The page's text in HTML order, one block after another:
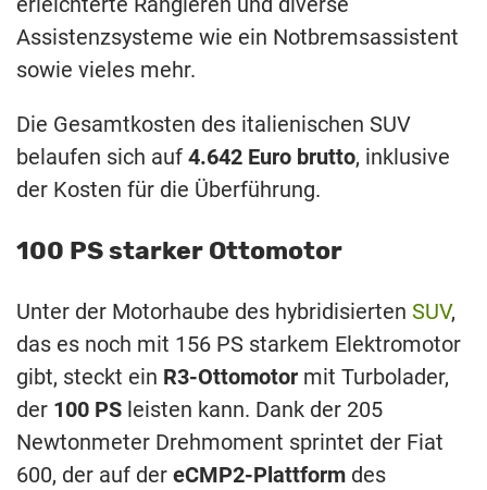
Assistenzsysteme wie ein Notbremsassistent
sowie vieles mehr.
Die Gesamtkosten des italienischen SUV
belaufen sich auf 4.642 Euro brutto, inklusive
der Kosten für die Überführung.
100 PS starker Ottomotor
Unter der Motorhaube des hybridisierten SUV,
das es noch mit 156 PS starkem Elektromotor
gibt, steckt ein R3-Ottomotor mit Turbolader,
der 100 PS leisten kann. Dank der 205
Newtonmeter Drehmoment sprintet der Fiat
600, der auf der eCMP2-Plattform des